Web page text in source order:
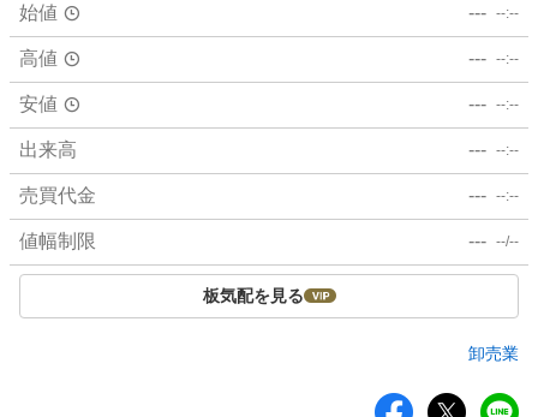
始値 --- --:--
高値 --- --:--
安値 --- --:--
出来高 --- --:--
売買代金 --- --:--
値幅制限 --- --/--
板気配を見る
卸売業